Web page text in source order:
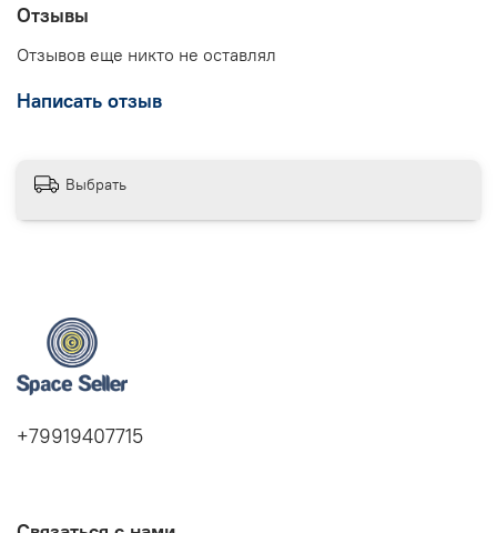
Отзывы
Отзывов еще никто не оставлял
Написать отзыв
Выбрать
+79919407715